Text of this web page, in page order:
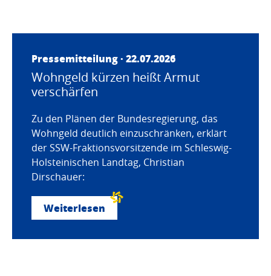
Pressemitteilung · 22.07.2026
Wohngeld kürzen heißt Armut
verschärfen
Zu den Plänen der Bundesregierung, das
Wohngeld deutlich einzuschränken, erklärt
der SSW-Fraktionsvorsitzende im Schleswig-
Holsteinischen Landtag, Christian
Dirschauer:
Weiterlesen